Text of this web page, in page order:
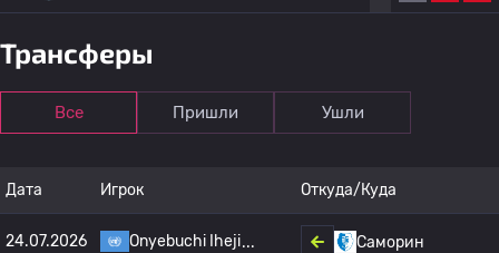
Трансферы
Все Пришли Ушли
Дата Игрок Откуда/Куда
24.07.2026 Onyebuchi Iheji Саморин